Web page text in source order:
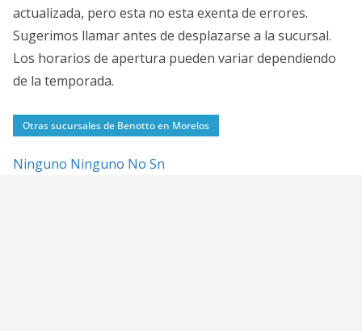
actualizada, pero esta no esta exenta de errores.
Sugerimos llamar antes de desplazarse a la sucursal.
Los horarios de apertura pueden variar dependiendo
de la temporada.
Otras sucursales de Benotto en Morelos
Ninguno Ninguno No Sn